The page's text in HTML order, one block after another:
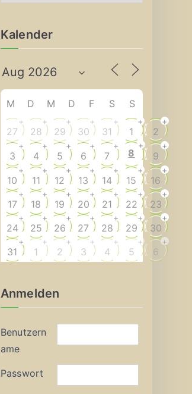
r
h
v
Kalender
M D M D F S S
27
+
28
+
29
+
30
+
31
+
1
+
2
+
3
+
4
+
5
+
6
+
7
+
8
+
9
+
10
+
11
+
12
+
13
+
14
+
15
+
16
+
17
+
18
+
19
+
20
+
21
+
22
+
23
+
24
+
25
+
26
+
27
+
28
+
29
+
30
+
31
+
1
+
2
+
3
+
4
+
5
+
6
+
Anmelden
Benutzern
ame
Passwort